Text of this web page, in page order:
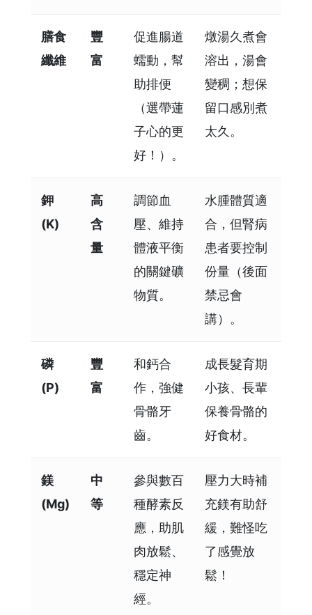
膳食
纖維
豐
富
促進腸道
蠕動，幫
助排便
（選帶蓮
子心的更
好！）。
燉湯久煮會
溶出，湯會
變稠；想保
留口感別煮
太久。
鉀
(K)
高
含
量
調節血
壓、維持
體液平衡
的關鍵礦
物質。
水腫體質適
合，但腎病
患者要控制
份量（後面
禁忌會
講）。
磷
(P)
豐
富
和鈣合
作，強健
骨骼牙
齒。
成長髮育期
小孩、長輩
保養骨骼的
好食材。
鎂
(Mg)
中
等
參與數百
種酵素反
應，助肌
肉放鬆、
穩定神
經。
壓力大時補
充鎂有助舒
緩，難怪吃
了感覺放
鬆！